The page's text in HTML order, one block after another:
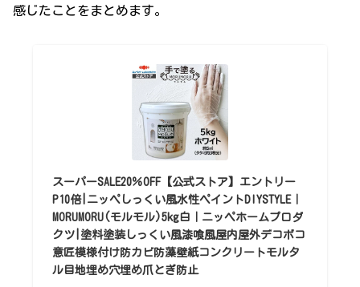
感じたことをまとめます。
スーパーSALE20％OFF【公式ストア】エントリー
P10倍|ニッペしっくい風水性ペイントDIYSTYLE｜
MORUMORU(モルモル)5kg白｜ニッペホームプロダ
クツ|塗料塗装しっくい風漆喰風屋内屋外デコボコ
意匠模様付け防カビ防藻壁紙コンクリートモルタ
ル目地埋め穴埋め爪とぎ防止